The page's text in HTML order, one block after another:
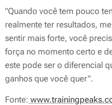
"Quando você tem pouco
realmente ter resultados,
sentir mais forte, você
força no momento certo e
este pode ser o diferencial
ganhos que você quer".
Fonte: